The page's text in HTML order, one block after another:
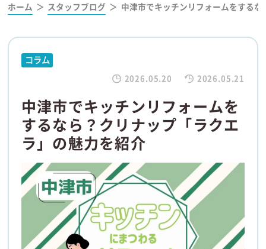
ホーム スタッフブログ 中津市でキッチンリフォームをする
コラム
2026.05.20 2026.05.21
中津市でキッチンリフォームを
するなら？クリナップ「ラクエ
ラ」の魅力を紹介